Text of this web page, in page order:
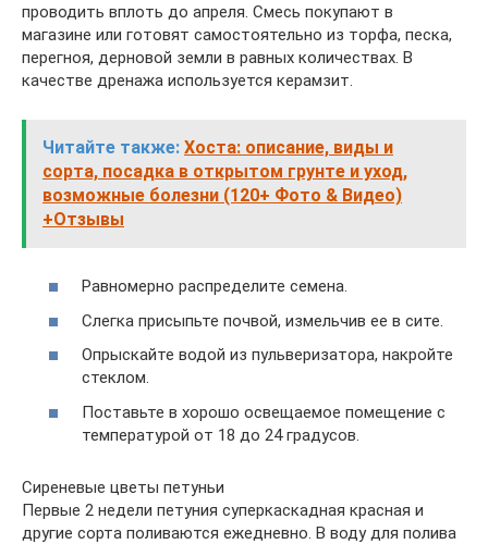
проводить вплоть до апреля. Смесь покупают в
магазине или готовят самостоятельно из торфа, песка,
перегноя, дерновой земли в равных количествах. В
качестве дренажа используется керамзит.
Читайте также: Хоста: описание, виды и
сорта, посадка в открытом грунте и уход,
возможные болезни (120+ Фото & Видео)
+Отзывы
Равномерно распределите семена.
Слегка присыпьте почвой, измельчив ее в сите.
Опрыскайте водой из пульверизатора, накройте
стеклом.
Поставьте в хорошо освещаемое помещение с
температурой от 18 до 24 градусов.
Сиреневые цветы петуньи
Первые 2 недели петуния суперкаскадная красная и
другие сорта поливаются ежедневно. В воду для полива